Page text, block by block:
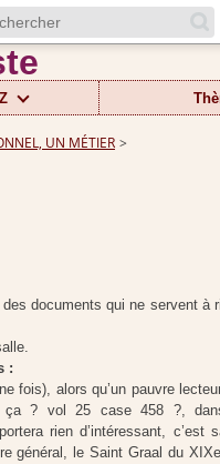
UN MÉTIER >
documents qui ne servent à
:
fois), alors qu’un pauvre
ça ? vol 25 case 458 ?,
rien d’intéressant, c’est
général, le Saint Graal du